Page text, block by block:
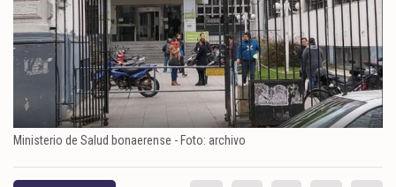
ESPECTÁCULOS
NACIONALES
REGIONALES
SOCIEDAD
SALUD
Ministerio de Salud bonaerense - Foto: archivo